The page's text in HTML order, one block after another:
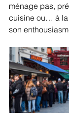
ménage pas,
cuisine ou… à la
son